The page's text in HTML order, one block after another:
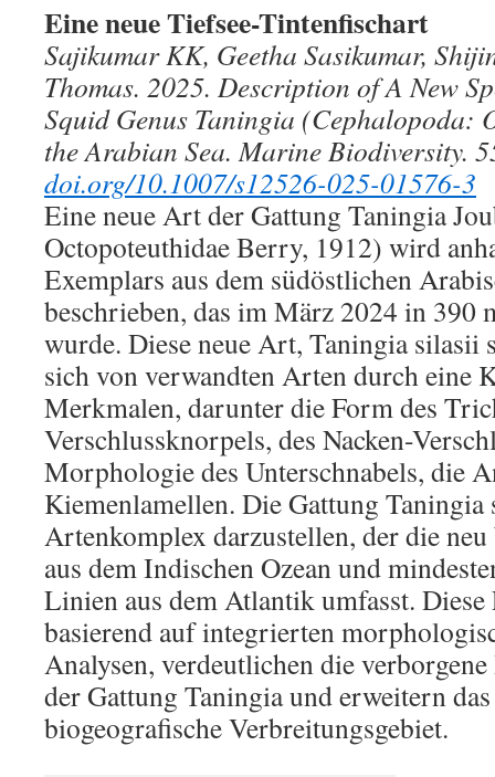
Eine neue Tiefsee-Tintenfischart
Sajikumar KK, Geetha Sasikumar,
Thomas. 2025. Description of A New
Squid Genus Taningia (Cephalopoda:
the Arabian Sea. Marine Biodiversity.
doi.org/10.1007/s12526-025-01576-3
Eine neue Art der Gattung Taningia
Octopoteuthidae Berry, 1912) wird
Exemplars aus dem südöstlichen
beschrieben, das im März 2024 in 390
wurde. Diese neue Art, Taningia silasii
sich von verwandten Arten durch eine
Merkmalen, darunter die Form des
Verschlussknorpels, des Nacken-
Morphologie des Unterschnabels, die
Kiemenlamellen. Die Gattung Taningia
Artenkomplex darzustellen, der die
aus dem Indischen Ozean und
Linien aus dem Atlantik umfasst. Diese
basierend auf integrierten
Analysen, verdeutlichen die
der Gattung Taningia und erweitern
biogeografische Verbreitungsgebiet.